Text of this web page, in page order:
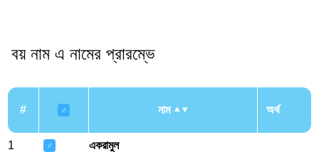
বয় নাম এ নামের প্রারম্ভে
# ♂ নাম অর্থ
1 ♂ একরামুল